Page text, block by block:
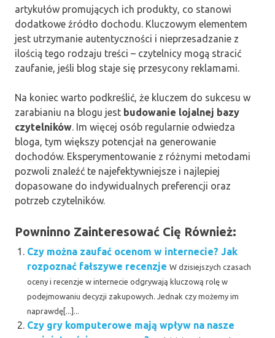
artykułów promujących ich produkty, co stanowi
dodatkowe źródło dochodu. Kluczowym elementem
jest utrzymanie autentyczności i nieprzesadzanie z
ilością tego rodzaju treści – czytelnicy mogą stracić
zaufanie, jeśli blog staje się przesycony reklamami.
Na koniec warto podkreślić, że kluczem do sukcesu w
zarabianiu na blogu jest budowanie lojalnej bazy
czytelników. Im więcej osób regularnie odwiedza
bloga, tym większy potencjał na generowanie
dochodów. Eksperymentowanie z różnymi metodami
pozwoli znaleźć te najefektywniejsze i najlepiej
dopasowane do indywidualnych preferencji oraz
potrzeb czytelników.
Powninno Zainteresować Cię Również:
Czy można zaufać ocenom w internecie? Jak
rozpoznać fałszywe recenzje W dzisiejszych czasach
oceny i recenzje w internecie odgrywają kluczową rolę w
podejmowaniu decyzji zakupowych. Jednak czy możemy im
naprawdę[...]...
Czy gry komputerowe mają wpływ na nasze